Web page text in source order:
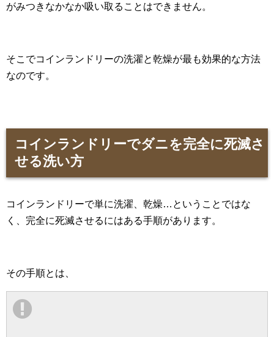
がみつきなかなか吸い取ることはできません。
そこでコインランドリーの洗濯と乾燥が最も効果的な方法
なのです。
コインランドリーでダニを完全に死滅さ
せる洗い方
コインランドリーで単に洗濯、乾燥…ということではな
く、完全に死滅させるにはある手順があります。
その手順とは、